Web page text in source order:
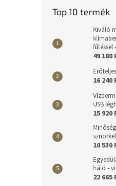
Top 10 termék
Kiváló
fűtéssel
49 180
16 240
USB
15 920
10 530
háló -
22 665